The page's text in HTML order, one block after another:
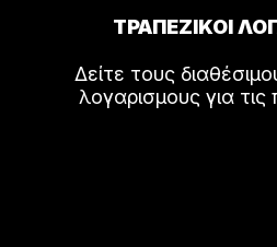
ΤΡΑΠΕΖΙΚΟΙ
Δείτε τους
λογαρισμους για